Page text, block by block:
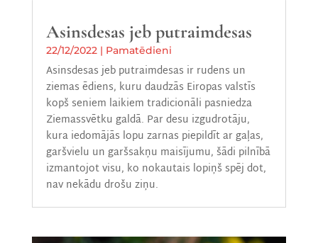
Asinsdesas jeb putraimdesas
22/12/2022| Pamatēdieni
Asinsdesas jeb putraimdesas ir rudens un
ziemas ēdiens, kuru daudzās Eiropas valstīs
kopš seniem laikiem tradicionāli pasniedza
Ziemassvētku galdā. Par desu izgudrotāju,
kura iedomājās lopu zarnas piepildīt ar gaļas,
garšvielu un garšsakņu maisījumu, šādi pilnībā
izmantojot visu, ko nokautais lopiņš spēj dot,
nav nekādu drošu ziņu.